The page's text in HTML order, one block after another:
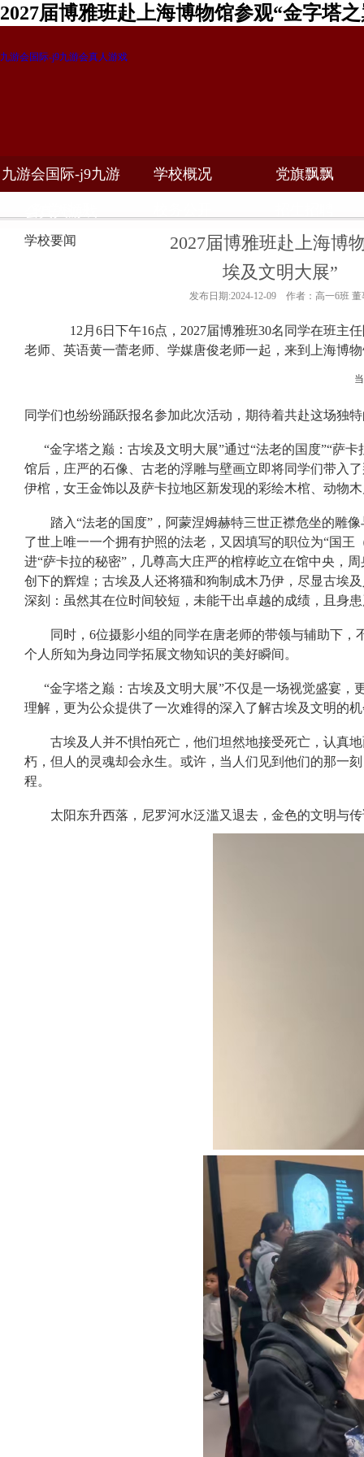
2027届博雅班赴上海博物馆参观“金字塔
九游会国际-j9九游会真人游戏
九游会国际-j9九游 学校概况 党旗飘飘
学校要闻
2027届博雅班赴上海博
埃及文明大展”
发布日期:2024-12-09 作者：高一6班 董
12月6日下午16点，2027届博雅班30名同学在班主
老师、英语黄一蕾老师、学媒唐俊老师一起，来到上海博
同学们也纷纷踊跃报名参加此次活动，期待着共赴这场独
“金字塔之巅：古埃及文明大展”通过“法老的国度”“萨卡
馆后，庄严的石像、古老的浮雕与壁画立即将同学们带入
伊棺，女王金饰以及萨卡拉地区新发现的彩绘木棺、动物
踏入“法老的国度”，阿蒙涅姆赫特三世正襟危坐的雕像
了世上唯一一个拥有护照的法老，又因填写的职位为“国
进“萨卡拉的秘密”，几尊高大庄严的棺椁屹立在馆中央，
创下的辉煌；古埃及人还将猫和狗制成木乃伊，尽显古埃
深刻：虽然其在位时间较短，未能干出卓越的成绩，且身
同时，6位摄影小组的同学在唐老师的带领与辅助下，
个人所知为身边同学拓展文物知识的美好瞬间。
“金字塔之巅：古埃及文明大展”不仅是一场视觉盛宴，
理解，更为公众提供了一次难得的深入了解古埃及文明的
古埃及人并不惧怕死亡，他们坦然地接受死亡，认真地
朽，但人的灵魂却会永生。或许，当人们见到他们的那一
程。
太阳东升西落，尼罗河水泛滥又退去，金色的文明与传